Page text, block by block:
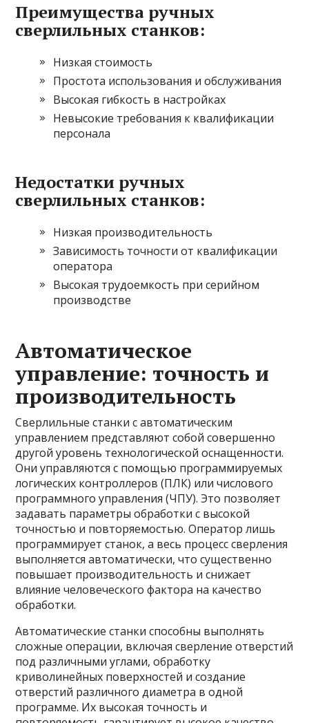
Преимущества ручных
сверлильных станков:
Низкая стоимость
Простота использования и обслуживания
Высокая гибкость в настройках
Невысокие требования к квалификации
персонала
Недостатки ручных
сверлильных станков:
Низкая производительность
Зависимость точности от квалификации
оператора
Высокая трудоемкость при серийном
производстве
Автоматическое
управление: точность и
производительность
Сверлильные станки с автоматическим
управлением представляют собой совершенно
другой уровень технологической оснащенности.
Они управляются с помощью программируемых
логических контроллеров (ПЛК) или числового
программного управления (ЧПУ). Это позволяет
задавать параметры обработки с высокой
точностью и повторяемостью. Оператор лишь
программирует станок, а весь процесс сверления
выполняется автоматически, что существенно
повышает производительность и снижает
влияние человеческого фактора на качество
обработки.
Автоматические станки способны выполнять
сложные операции, включая сверление отверстий
под различными углами, обработку
криволинейных поверхностей и создание
отверстий различного диаметра в одной
программе. Их высокая точность и